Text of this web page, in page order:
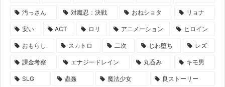
汚っさん 対魔忍：決戦 おねショタ リョナ
安い ACT ロリ アニメーション ヒロイン
おもらし スカトロ 二次 じわ堕ち レズ
課金考察 エナジードレイン 丸呑み キモ男
SLG 蟲姦 魔法少女 良ストーリー